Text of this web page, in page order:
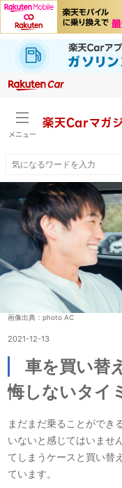
メニュー
楽天Carマガ
画像出典：photo AC
2021-12-13
車を買い替
悔しないタイ
まだまだ乗ることができ
いないと感じてはいませ
てしまうケースと買い替
ています。